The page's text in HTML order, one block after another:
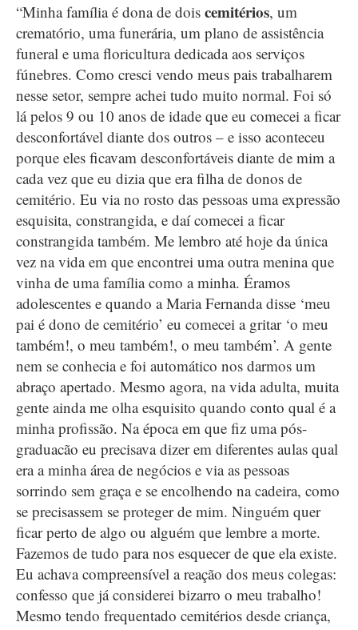
“Minha família é dona de dois cemitérios, um
crematório, uma funerária, um plano de assistência
funeral e uma floricultura dedicada aos serviços
fúnebres. Como cresci vendo meus pais trabalharem
nesse setor, sempre achei tudo muito normal. Foi só
lá pelos 9 ou 10 anos de idade que eu comecei a ficar
desconfortável diante dos outros – e isso aconteceu
porque eles ficavam desconfortáveis diante de mim a
cada vez que eu dizia que era filha de donos de
cemitério. Eu via no rosto das pessoas uma expressão
esquisita, constrangida, e daí comecei a ficar
constrangida também. Me lembro até hoje da única
vez na vida em que encontrei uma outra menina que
vinha de uma família como a minha. Éramos
adolescentes e quando a Maria Fernanda disse ‘meu
pai é dono de cemitério’ eu comecei a gritar ‘o meu
também!, o meu também!, o meu também’. A gente
nem se conhecia e foi automático nos darmos um
abraço apertado. Mesmo agora, na vida adulta, muita
gente ainda me olha esquisito quando conto qual é a
minha profissão. Na época em que fiz uma pós-
graduacão eu precisava dizer em diferentes aulas qual
era a minha área de negócios e via as pessoas
sorrindo sem graça e se encolhendo na cadeira, como
se precisassem se proteger de mim. Ninguém quer
ficar perto de algo ou alguém que lembre a morte.
Fazemos de tudo para nos esquecer de que ela existe.
Eu achava compreensível a reação dos meus colegas:
confesso que já considerei bizarro o meu trabalho!
Mesmo tendo frequentado cemitérios desde criança,